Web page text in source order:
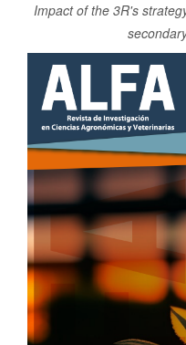
n
d
o
p
r
i
c
p
a
Impact of the 3R's
Barra
lateral
del
artículo